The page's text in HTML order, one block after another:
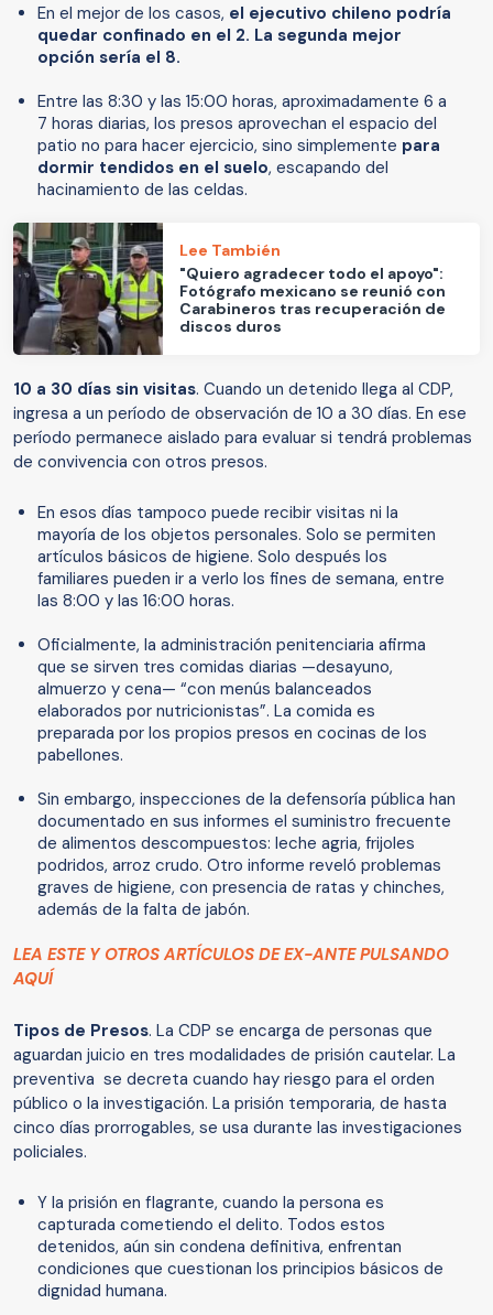
En el mejor de los casos, el ejecutivo chileno podría
quedar confinado en el 2. La segunda mejor
opción sería el 8.
Entre las 8:30 y las 15:00 horas, aproximadamente 6 a
7 horas diarias, los presos aprovechan el espacio del
patio no para hacer ejercicio, sino simplemente para
dormir tendidos en el suelo, escapando del
hacinamiento de las celdas.
Lee También
"Quiero agradecer todo el apoyo":
Fotógrafo mexicano se reunió con
Carabineros tras recuperación de
discos duros
10 a 30 días sin visitas. Cuando un detenido llega al CDP,
ingresa a un período de observación de 10 a 30 días. En ese
período permanece aislado para evaluar si tendrá problemas
de convivencia con otros presos.
En esos días tampoco puede recibir visitas ni la
mayoría de los objetos personales. Solo se permiten
artículos básicos de higiene. Solo después los
familiares pueden ir a verlo los fines de semana, entre
las 8:00 y las 16:00 horas.
Oficialmente, la administración penitenciaria afirma
que se sirven tres comidas diarias —desayuno,
almuerzo y cena— “con menús balanceados
elaborados por nutricionistas”. La comida es
preparada por los propios presos en cocinas de los
pabellones.
Sin embargo, inspecciones de la defensoría pública han
documentado en sus informes el suministro frecuente
de alimentos descompuestos: leche agria, frijoles
podridos, arroz crudo. Otro informe reveló problemas
graves de higiene, con presencia de ratas y chinches,
además de la falta de jabón.
LEA ESTE Y OTROS ARTÍCULOS DE EX-ANTE PULSANDO
AQUÍ
Tipos de Presos. La CDP se encarga de personas que
aguardan juicio en tres modalidades de prisión cautelar. La
preventiva se decreta cuando hay riesgo para el orden
público o la investigación. La prisión temporaria, de hasta
cinco días prorrogables, se usa durante las investigaciones
policiales.
Y la prisión en flagrante, cuando la persona es
capturada cometiendo el delito. Todos estos
detenidos, aún sin condena definitiva, enfrentan
condiciones que cuestionan los principios básicos de
dignidad humana.